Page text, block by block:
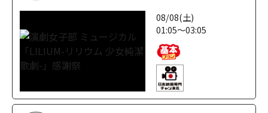
08/08(土)
01:05～03:05